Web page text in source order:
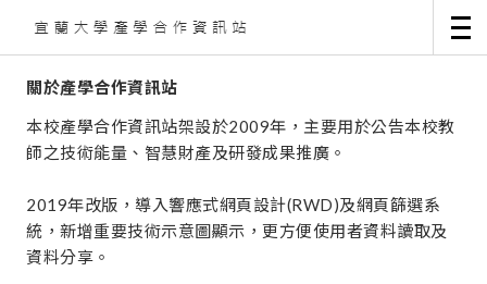
關於產學合作資訊站
本校產學合作資訊站架設於2009年，主要用於公告本校教
師之技術能量、智慧財產及研發成果推廣。
2019年改版，導入響應式網頁設計(RWD)及網頁篩選系
統，新增重要技術示意圖顯示，更方便使用者資料讀取及
資料分享。